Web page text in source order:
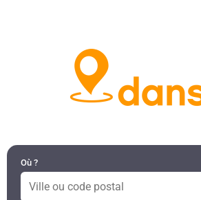
Où ?